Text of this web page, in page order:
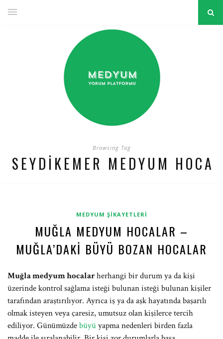
Browsing Tag
SEYDIKEMER MEDYUM HOCA
MEDYUM ŞIKAYETLERI
MUĞLA MEDYUM HOCALAR –
MUĞLA’DAKI BÜYÜ BOZAN HOCALAR
Muğla medyum hocalarherhangi bir durum ya da kişi
üzerinde kontrol sağlama isteği bulunan isteği bulunan kişiler
tarafından araştırılıyor. Ayrıca iş ya da aşk hayatında başarılı
olmak isteyen veya çaresiz, umutsuz olan kişilerce tercih
ediliyor. Günümüzdebüyüyapma nedenleri birden fazla